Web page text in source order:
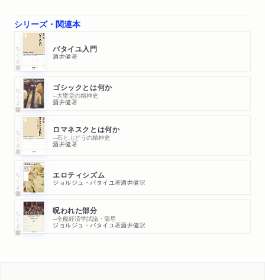
討論
参考文献
あとがき
図版出典一覧
人名索引
シリーズ・関連本
ちくま新書 バタイユ入門
酒井健著
ちくま学芸文庫 ゴシックとは何か
─大聖堂の精神史
酒井健著
ちくま新書 ロマネスクとは何か
─石とぶどうの精神史
酒井健著
ちくま学芸文庫 エロティシズム
ジョルジュ・バタイユ 著酒井健訳
ちくま学芸文庫 呪われた部分
─全般経済学試論・蕩尽
ジョルジュ・バタイユ著酒井健訳